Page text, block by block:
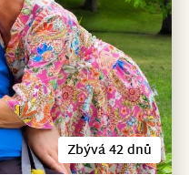
Zbývá 42 dnů